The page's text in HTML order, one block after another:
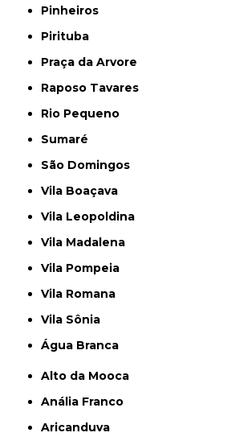
Pinheiros
Pirituba
Praça da Arvore
Raposo Tavares
Rio Pequeno
Sumaré
São Domingos
Vila Boaçava
Vila Leopoldina
Vila Madalena
Vila Pompeia
Vila Romana
Vila Sônia
Água Branca
Alto da Mooca
Anália Franco
Aricanduva